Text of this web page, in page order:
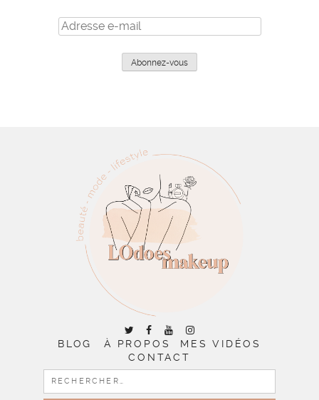
Adresse
e-
Abonnez-vous
BLOG À PROPOS
MES VIDÉOS
CONTACT
RECHERCHER :